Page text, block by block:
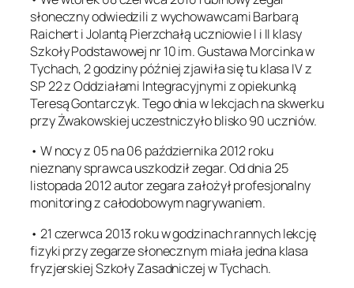
słoneczny odwiedzili z wychowawcami Barbarą
Raichert i Jolantą Pierzchałą uczniowie I i II klasy
Szkoły Podstawowej nr 10 im. Gustawa Morcinka w
Tychach, 2 godziny później zjawiła się tu klasa IV z
SP 22 z Oddziałami Integracyjnymi z opiekunką
Teresą Gontarczyk. Tego dnia w lekcjach na skwerku
przy Żwakowskiej uczestniczyło blisko 90 uczniów.
• W nocy z 05 na 06 października 2012 roku
nieznany sprawca uszkodził zegar. Od dnia 25
listopada 2012 autor zegara założył profesjonalny
monitoring z całodobowym nagrywaniem.
• 21 czerwca 2013 roku w godzinach rannych lekcję
fizyki przy zegarze słonecznym miała jedna klasa
fryzjerskiej Szkoły Zasadniczej w Tychach.